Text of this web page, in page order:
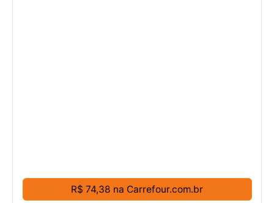
R$ 74,38 na Carrefour.com.br